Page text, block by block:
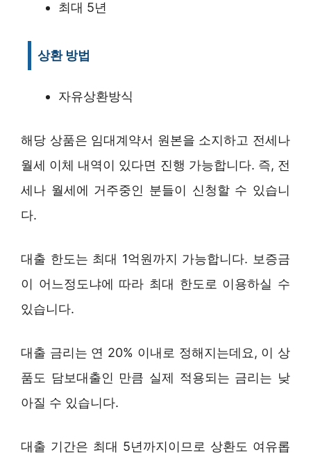
최대 5년
상환 방법
자유상환방식
해당 상품은 임대계약서 원본을 소지하고 전세나
월세 이체 내역이 있다면 진행 가능합니다. 즉, 전
세나 월세에 거주중인 분들이 신청할 수 있습니
다.
대출 한도는 최대 1억원까지 가능합니다. 보증금
이 어느정도냐에 따라 최대 한도로 이용하실 수
있습니다.
대출 금리는 연 20% 이내로 정해지는데요, 이 상
품도 담보대출인 만큼 실제 적용되는 금리는 낮
아질 수 있습니다.
대출 기간은 최대 5년까지이므로 상환도 여유롭